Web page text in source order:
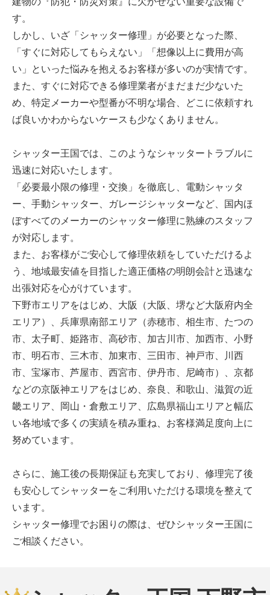
す。
しかし、いざ「シャッター修理」が必要となった際、
「すぐに対応してもらえない」「想像以上に費用が高
い」といった悩みを抱えるお客様が多いのが実情です。
また、すぐに対応できる修理業者がまだまだ少ないた
め、特定メーカーや型番が不明な場合、どこに依頼すれ
ば良いかわからないケースも少なくありません。
シャッター王国では、このようなシャッタートラブルに
迅速に対応いたします。
「必要最小限の修理・交換」を徹底し、電動シャッタ
ー、手動シャッター、ガレージシャッターなど、国内ほ
ぼすべてのメーカーのシャッター修理に熟練のスタッフ
が対応します。
また、お客様がご安心して修理依頼をしていただけるよ
う、地域最安値を目指した適正価格の明朗会計と迅速な
出張対応を心がけています。
下野市エリアをはじめ、大阪（大阪、堺など大阪府内全
エリア）、兵庫県南部エリア（赤穂市、相生市、たつの
市、太子町、姫路市、高砂市、加古川市、加西市、小野
市、明石市、三木市、加東市、三田市、神戸市、川西
市、宝塚市、芦屋市、西宮市、伊丹市、尼崎市）、京都
などの京阪神エリアをはじめ、奈良、和歌山、滋賀の近
畿エリア、岡山・倉敷エリア、広島県福山エリアと幅広
い各地域で多くの実績を積み重ね、お客様満足度向上に
努めています。
さらに、施工後の長期保証も充実しており、修理完了後
も安心してシャッターをご利用いただける環境を整えて
います。
シャッター修理でお困りの際は、ぜひシャッター王国に
ご相談ください。